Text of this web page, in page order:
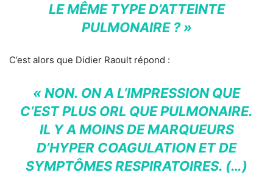
LE MÊME TYPE D’ATTEINTE
PULMONAIRE ? »
C’est alors que Didier Raoult répond :
« NON. ON A L’IMPRESSION QUE
C’EST PLUS ORL QUE PULMONAIRE.
IL Y A MOINS DE MARQUEURS
D’HYPER COAGULATION ET DE
SYMPTÔMES RESPIRATOIRES. (…)